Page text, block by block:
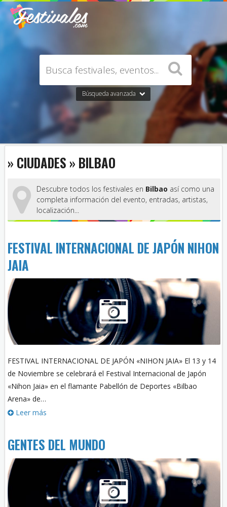
Búsqueda avanzada
» CIUDADES » BILBAO
Descubre todos los festivales en Bilbao así como una
completa información del evento, entradas, artistas,
localización...
FESTIVAL INTERNACIONAL DE JAPÓN NIHON
JAIA
FESTIVAL INTERNACIONAL DE JAPÓN «NIHON JAIA» El 13 y 14
de Noviembre se celebrará el Festival Internacional de Japón
«Nihon Jaia» en el flamante Pabellón de Deportes «Bilbao
Arena» de…
Leer más
GENTES DEL MUNDO